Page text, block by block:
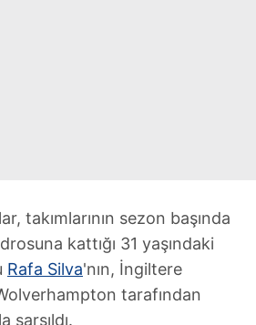
takımlarının sezon başında
kattığı 31 yaşındaki
Rafa Silva'nın, İngiltere
tarafından
sarsıldı.